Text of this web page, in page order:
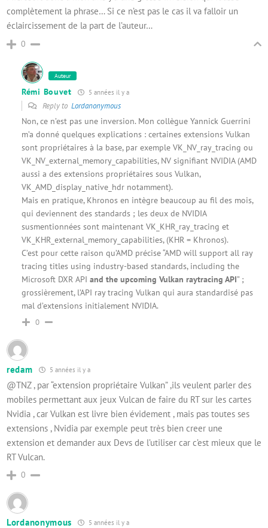
complètement la phrase… Si ce n’est pas le cas il va falloir un
éclaircissement de la part de l’auteur…
0
Auteur
Rémi Bouvet 5 années il y a
Reply to Lordanonymous
Non, ce n’est pas une inversion. Mon collègue Yannick Guerrini
m’a donné quelques explications : certaines extensions Vulkan
sont propriétaires à la base, par exemple VK_NV_ray_tracing ou
VK_NV_external_memory_capabilities, NV signifiant NVIDIA (AMD
aussi a des extensions propriétaires sous Vulkan,
VK_AMD_display_native_hdr notamment).
Mais en pratique, Khronos en intègre beaucoup au fil des mois,
qui deviennent des standards ; les deux de NVIDIA
susmentionnées sont maintenant VK_KHR_ray_tracing et
VK_KHR_external_memory_capabilities, (KHR = Khronos).
C’est pour cette raison qu’AMD précise “AMD will support all ray
tracing titles using industry-based standards, including the
Microsoft DXR API and the upcoming Vulkan raytracing API” ;
grossièrement, l’API ray tracing Vulkan qui aura standardisé pas
mal d’extensions initialement NVIDIA.
0
redam 5 années il y a
@TNZ , par “extension propriétaire Vulkan” ,ils veulent parler des
mobiles permettant aux jeux Vulcan de faire du RT sur les cartes
Nvidia , car Vulkan est livre bien évidement , mais pas toutes ses
extensions , Nvidia par exemple peut très bien creer une
extension et demander aux Devs de l’utiliser car c’est mieux que le
RT Vulcan.
0
Lordanonymous 5 années il y a